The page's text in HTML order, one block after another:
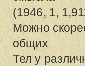
(1946, 1,
Можно
общих
Тел у